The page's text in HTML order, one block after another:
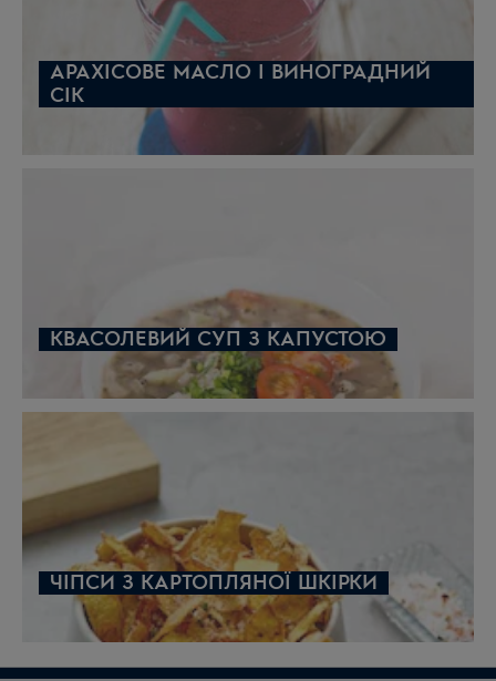
АРАХІСОВЕ МАСЛО І ВИНОГРАДНИЙ
СІК
КВАСОЛЕВИЙ СУП З КАПУСТОЮ
ЧІПСИ З КАРТОПЛЯНОЇ ШКІРКИ